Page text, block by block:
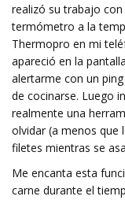
realizó su trabajo
termómetro a la
Thermopro en mi
apareció en la
alertarme con un
de cocinarse. Luego
realmente una
olvidar (a menos que
filetes mientras se
Me encanta esta
carne durante el